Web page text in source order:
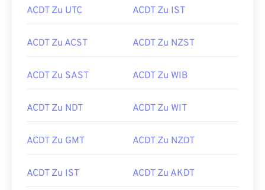
ACDT Zu UTC ACDT Zu IST
ACDT Zu ACST ACDT Zu NZST
ACDT Zu SAST ACDT Zu WIB
ACDT Zu NDT ACDT Zu WIT
ACDT Zu GMT ACDT Zu NZDT
ACDT Zu IST ACDT Zu AKDT